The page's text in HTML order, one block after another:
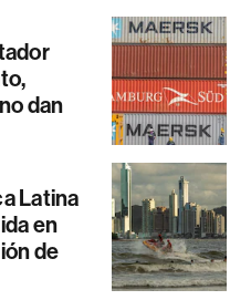
dan
Latina
en
de